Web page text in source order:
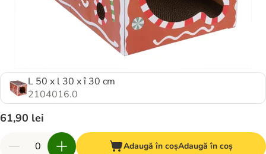
L 50 x l 30 x î 30 cm
2104016.0
61,90 lei
Adaugă în coșAdaugă în coș